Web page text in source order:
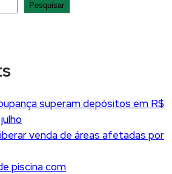
Pesquisar
superam depósitos em R$
venda de áreas afetadas por
piscina com